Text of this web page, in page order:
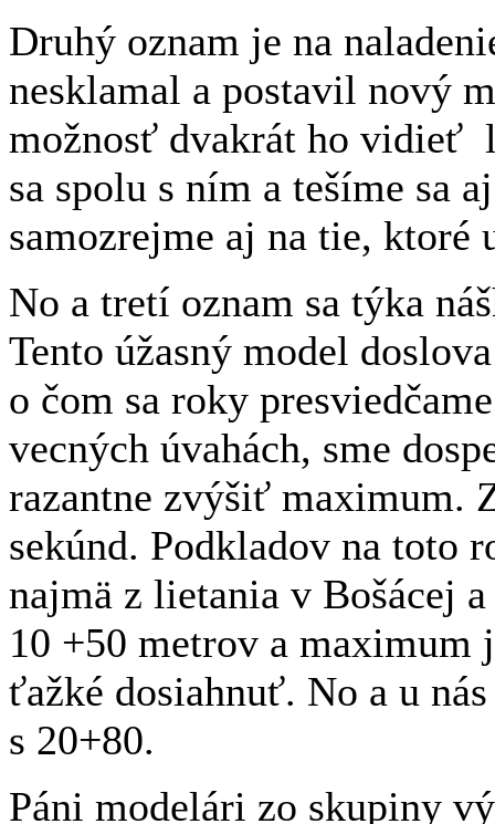
Druhý oznam je na
nesklamal a postavil nový
možnosť dvakrát ho vidieť
sa spolu s ním a tešíme sa
samozrejme aj na tie, ktoré
No a tretí oznam sa týka
Tento úžasný model
o čom sa roky
vecných úvahách, sme
razantne zvýšiť maximum.
sekúnd. Podkladov na toto
najmä z lietania v Bošácej
10 +50 metrov a maximum
ťažké dosiahnuť. No a u
s 20+80.
Páni modelári zo skupiny